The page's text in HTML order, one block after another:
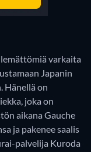
varkaita
Japanin
Hänellä on
joka on
aikana Gauche
ja pakenee saalis
palvelija Kuroda